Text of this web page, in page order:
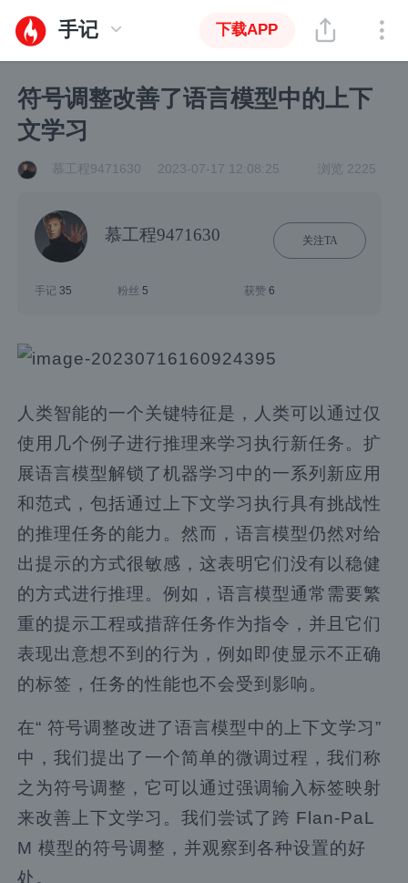
手记 下载APP
符号调整改善了语言模型中的上下
文学习
慕工程9471630 2023-07-17 12:08:25 浏览 2225
慕工程9471630 关注TA
手记35 粉丝5 获赞 6
人类智能的一个关键特征是，人类可以通过仅
使用几个例子进行推理来学习执行新任务。扩
展语言模型解锁了机器学习中的一系列新应用
和范式，包括通过上下文学习执行具有挑战性
的推理任务的能力。然而，语言模型仍然对给
出提示的方式很敏感，这表明它们没有以稳健
的方式进行推理。例如，语言模型通常需要繁
重的提示工程或措辞任务作为指令，并且它们
表现出意想不到的行为，例如即使显示不正确
的标签，任务的性能也不会受到影响。
在“ 符号调整改进了语言模型中的上下文学习”
中，我们提出了一个简单的微调过程，我们称
之为符号调整，它可以通过强调输入标签映射
来改善上下文学习。我们尝试了跨 Flan-PaL
M 模型的符号调整，并观察到各种设置的好
处。